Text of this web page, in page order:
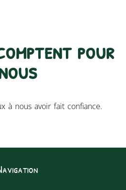
pour
à nous avoir fait confiance.